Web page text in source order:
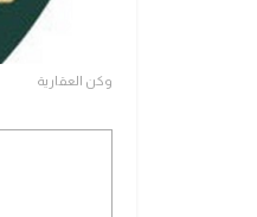
وكن العقارية